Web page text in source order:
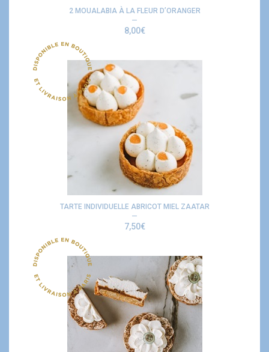
2 MOUALABIA À LA FLEUR D’ORANGER
8,00€
TARTE INDIVIDUELLE ABRICOT MIEL ZAATAR
7,50€